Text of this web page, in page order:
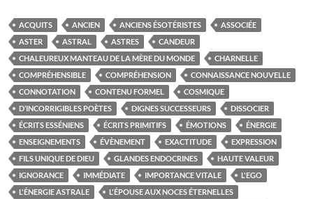
ACQUITS ANCIEN ANCIENS ÉSOTÉRISTES
ASSOCIÉE
ASTER
ASTRAL ASTRES
CANDEUR
CHALEUREUX MANTEAU DE LA MÈRE DU MONDE
CHARNELLE
COMPRÉHENSIBLE
COMPRÉHENSION
CONNAISSANCE NOUVELLE
CONNOTATION
CONTENU FORMEL
COSMIQUE
D’INCORRIGIBLES POÈTES
DIGNES SUCCESSEURS
DISSOCIER
ÉCRITS ESSÉNIENS
ÉCRITS PRIMITIFS ÉMOTIONS
ÉNERGIE
ENSEIGNEMENTS
ÉVÈNEMENT EXACTITUDE
EXPRESSION
FILS UNIQUE DE DIEU
GLANDES ENDOCRINES
HAUTE VALEUR
IGNORANCE
IMMÉDIATE IMPORTANCE VITALE
L'EGO
L'ÉNERGIE ASTRALE
L'ÉPOUSE AUX NOCES ÉTERNELLES